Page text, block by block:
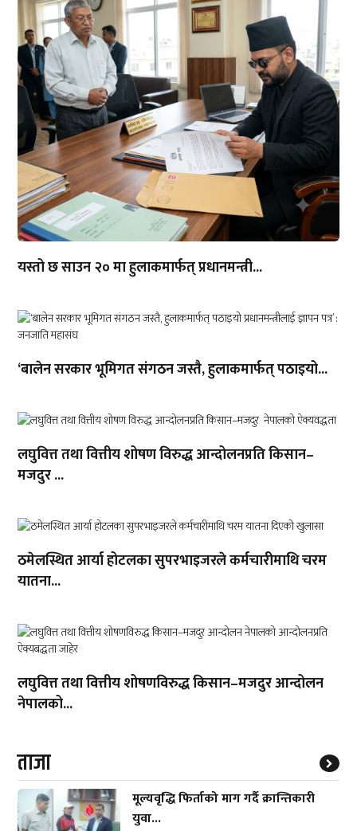
यस्तो छ साउन २० मा हुलाकमार्फत् प्रधानमन्त्री...
‘बालेन सरकार भूमिगत संगठन जस्तै, हुलाकमार्फत् पठाइयो...
लघुवित्त तथा वित्तीय शोषण विरुद्ध आन्दोलनप्रति किसान–
मजदुर ...
ठमेलस्थित आर्या होटलका सुपरभाइजरले कर्मचारीमाथि चरम
यातना...
लघुवित्त तथा वित्तीय शोषणविरुद्ध किसान–मजदुर आन्दोलन
नेपालको...
ताजा
मूल्यवृद्धि फिर्ताको माग गर्दै क्रान्तिकारी
युवा...